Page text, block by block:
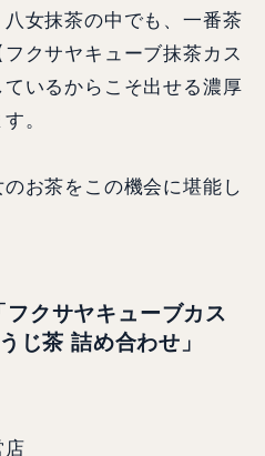
女抹茶の中でも、一番茶
クサヤキューブ抹茶カス
いるからこそ出せる濃厚
。
お茶をこの機会に堪能し
クサヤキューブカス
じ茶 詰め合わせ」
店